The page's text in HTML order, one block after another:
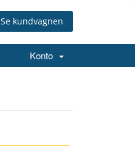
Se kundvagnen
Konto